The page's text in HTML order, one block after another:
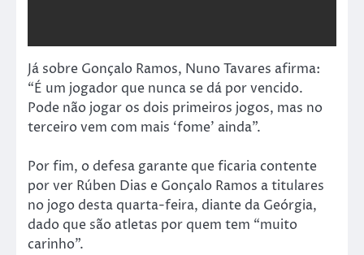
Já sobre Gonçalo Ramos, Nuno Tavares afirma:
“É um jogador que nunca se dá por vencido.
Pode não jogar os dois primeiros jogos, mas no
terceiro vem com mais ‘fome’ ainda”.
Por fim, o defesa garante que ficaria contente
por ver Rúben Dias e Gonçalo Ramos a titulares
no jogo desta quarta-feira, diante da Geórgia,
dado que são atletas por quem tem “muito
carinho”.